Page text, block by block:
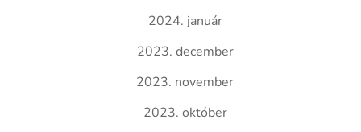
2024. január
2023. december
2023. november
2023. október